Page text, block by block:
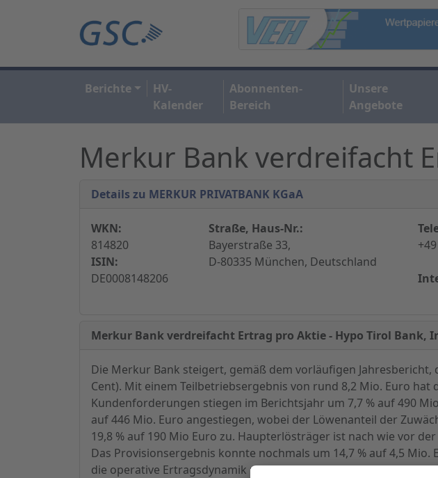
Berichte
HV-
Kalender
Abonnenten-
Bereich
Unsere
Angebote
Merkur Bank verdreifacht
Details zu MERKUR PRIVATBANK KGaA
WKN:
814820
ISIN:
DE0008148206
Straße, Haus-Nr.:
Bayerstraße 33,
D-80335 München, Deutschland
Merkur Bank verdreifacht Ertrag pro Aktie - Hypo Tirol Bank,
Die Merkur Bank steigert, gemäß dem vorläufigen
Cent). Mit einem Teilbetriebsergebnis von rund 8,2 Mio. Euro
Kundenforderungen stiegen im Berichtsjahr um 7,7 % auf 490
auf 446 Mio. Euro angestiegen, wobei der Löwenanteil der
19,8 % auf 190 Mio Euro zu. Haupterlösträger ist nach wie vor
Das Provisionsergebnis konnte nochmals um 14,7 % auf 4,5
die operative Ertragsdynamik nicht zuletzt auf eine gute